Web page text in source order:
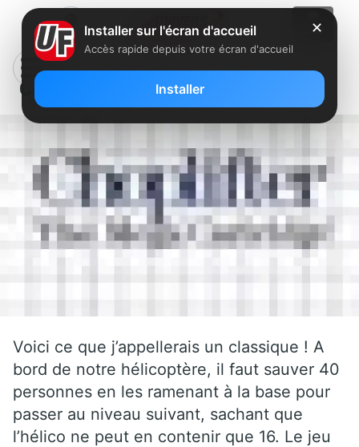
Choplifter
Voici ce que j’appellerais un classique ! A
bord de notre hélicoptère, il faut sauver 40
personnes en les ramenant à la base pour
passer au niveau suivant, sachant que
l’hélico ne peut en contenir que 16. Le jeu
✕
Installer sur l'écran d'accueil
Accès rapide depuis votre écran d'accueil
Installer